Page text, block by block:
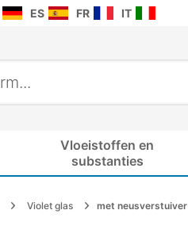
ES FR IT
Vloeistoffen en
substanties
Violet glas met neusverstuiver